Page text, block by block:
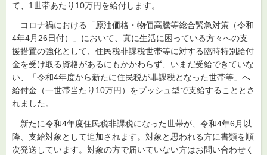
て、1世帯あたり10万円を給付します。
コロナ禍における「原油価格・物価高騰等総合緊急対策（令和
4年4月26日付）」において、真に生活に困っている方々への支
援措置の強化として、住民税非課税世帯等に対する臨時特別給付
金を受け取る資格があるにもかかわらず、いまだ受給できていな
い、「令和4年度から新たに住民税が非課税となった世帯等」へ
給付金（一世帯当たり10万円）をプッシュ型で支給することとさ
れました。
新たに令和4年度住民税非課税になった世帯が、令和4年6月以
降、支給対象として追加されます。対象と思われる方に書類を順
次発送しています。対象の方で届いていない方はお問い合わせく